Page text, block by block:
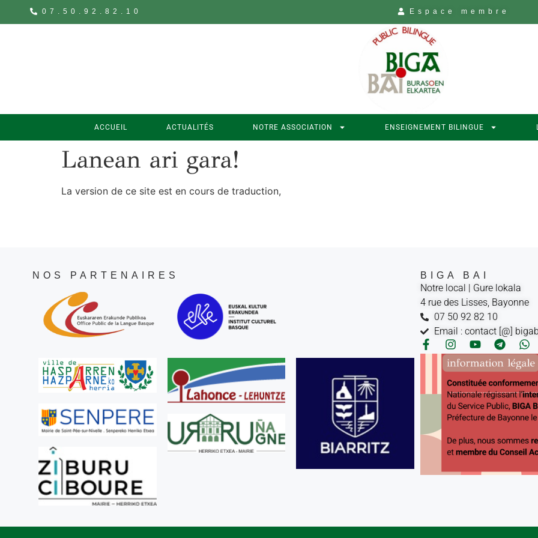
07.50.92.82.10 Espace membre
ACCUEIL ACTUALITÉS NOTRE ASSOCIATION ENSEIGNEMENT BILINGUE
Lanean ari gara!
La version de ce site est en cours de traduction,
NOS PARTENAIRES BIGA BAI
Notre local | Gure lokala
4 rue des Lisses, Bayonne
07 50 92 82 10
Email : contact [@]